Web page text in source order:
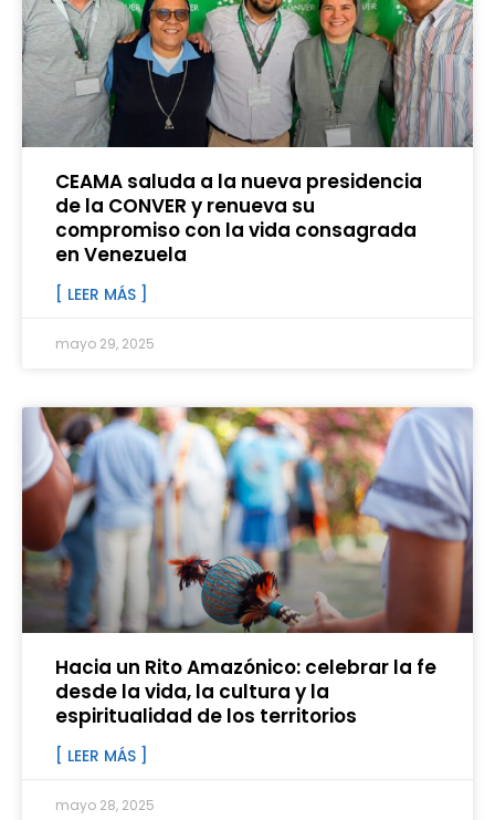
CEAMA saluda a la nueva presidencia
de la CONVER y renueva su
compromiso con la vida consagrada
en Venezuela
[ LEER MÁS ]
mayo 29, 2025
Hacia un Rito Amazónico: celebrar la fe
desde la vida, la cultura y la
espiritualidad de los territorios
[ LEER MÁS ]
mayo 28, 2025